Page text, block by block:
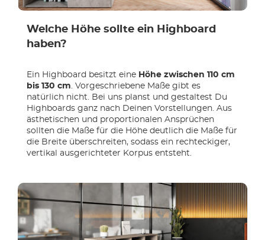
Welche Höhe sollte ein Highboard
haben?
Ein Highboard besitzt eine Höhe zwischen 110 cm
bis 130 cm . Vorgeschriebene Maße gibt es
natürlich nicht. Bei uns planst und gestaltest Du
Highboards ganz nach Deinen Vorstellungen. Aus
ästhetischen und proportionalen Ansprüchen
sollten die Maße für die Höhe deutlich die Maße für
die Breite überschreiten, sodass ein rechteckiger,
vertikal ausgerichteter Korpus entsteht.